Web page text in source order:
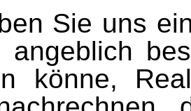
Sie uns
angeblich
könne,